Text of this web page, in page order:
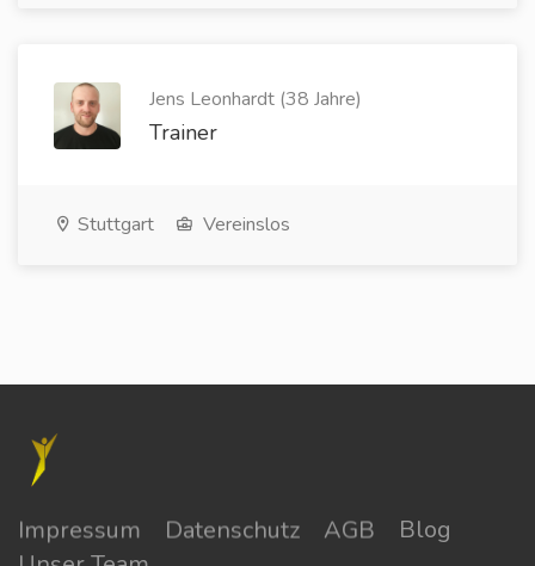
Jens Leonhardt (38 Jahre)
Trainer
Stuttgart Vereinslos
Impressum Datenschutz AGB
Blog